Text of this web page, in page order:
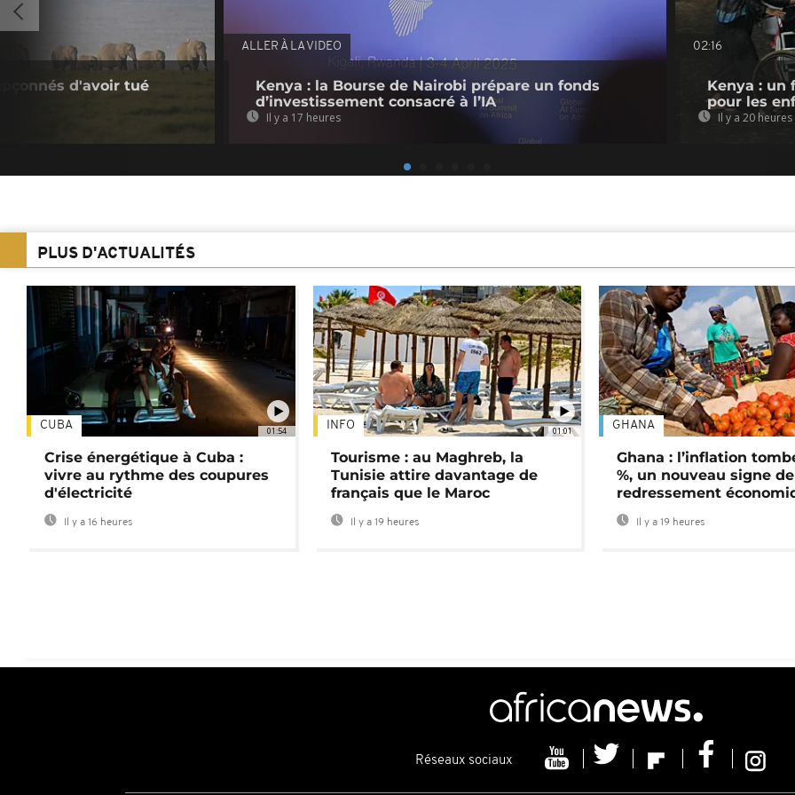
d'avoir tué
ALLER À LA VIDEO
Kenya : la Bourse de Nairobi prépare un fonds
d’investissement consacré à l’IA
Il y a 17 heures
02:16
Kenya : un
pour les
Il y a 20 heures
PLUS D'ACTUALITÉS
01:54
CUBA
Crise énergétique à Cuba :
vivre au rythme des coupures
d'électricité
Il y a 16 heures
01:01
INFO
Tourisme : au Maghreb, la
Tunisie attire davantage de
français que le Maroc
Il y a 19 heures
GHANA
Ghana : l’inflation
%, un nouveau signe de
redressement
Il y a 19 heures
Réseaux sociaux